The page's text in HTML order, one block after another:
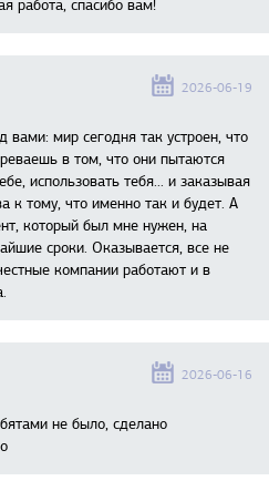
работа, спасибо вам!
2026-06-19
вами: мир сегодня так устроен, что
в том, что они пытаются
использовать тебя... и заказывая
к тому, что именно так и будет. А
который был мне нужен, на
сроки. Оказывается, все не
компании работают и в
2026-06-16
не было, сделано